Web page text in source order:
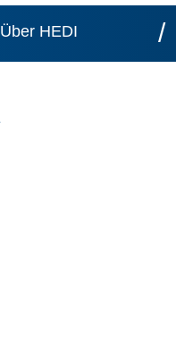
Über HEDI /